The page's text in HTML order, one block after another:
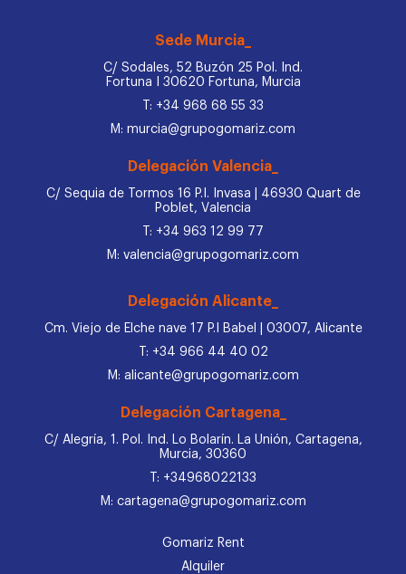
Sede Murcia_
C/ Sodales, 52 Buzón 25 Pol. Ind.
Fortuna I 30620 Fortuna, Murcia
T: +34 968 68 55 33
M: murcia@grupogomariz.com
Delegación Valencia_
C/ Sequia de Tormos 16 P.I. Invasa | 46930 Quart de
Poblet, Valencia
T: +34 963 12 99 77
M: valencia@grupogomariz.com
Delegación Alicante_
Cm. Viejo de Elche nave 17 P.I Babel | 03007, Alicante
T: +34 966 44 40 02
M: alicante@grupogomariz.com
Delegación Cartagena_
C/ Alegría, 1. Pol. Ind. Lo Bolarín. La Unión, Cartagena,
Murcia, 30360
T: +34968022133
M: cartagena@grupogomariz.com
Gomariz Rent
Alquiler